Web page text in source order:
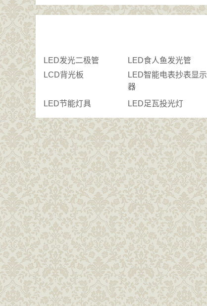
LED发光二极管 LED食人鱼发光管
LCD背光板
LED智能电表抄表显示
器
LED节能灯具
LED足瓦投光灯